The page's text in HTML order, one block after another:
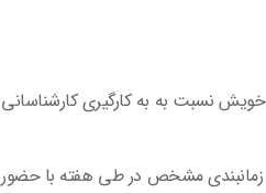
نسبت به به کارگیری کارشناسانی
زمانبندی مشخص در طی هفته با حضور